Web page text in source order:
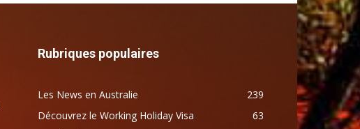
Rubriques populaires
Les News en Australie
239
Découvrez le Working Holiday Visa
63